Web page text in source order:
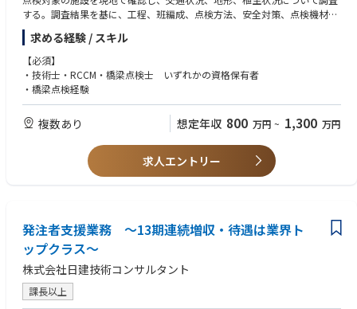
する。調査結果を基に、工程、班編成、点検方法、安全対策、点検機材の
選定、道路使用計画、仮設備計画等を検討し、点検計画を行う。点検を行
うにあたり、関係機関（警察、鉄道、高速道路）と協議を行い、点検予定
日、作業時間、点検方法についての確認を行う。
点検の内容は、巡回点検、第三者被害予防措置、橋梁定期点検、道路構造
物定期点検について、国が定める点検要領に従って、近接目視で点検を行
点検の結果は、点検要領に定められた様式に従って、点検調書を作成す
る。
【技術的特徴】
標識、照明施設、横断歩道橋橋脚基部（地面との境界部）に腐食が見られ
溝橋橋梁点検において、道路下に埋設され、構造物の延長が長く、寸法の
小さい施設があり、施設に人が進入しての点検が困難な場合等は、管内検
査用カメラを用いて、動画や写真撮影による調査を行う。
※中途採用募集要項という冊子を準備しておりますので、選考時にお渡し
させて頂きます。
求める経験 / スキル
【必須】
・技術士・RCCM・橋梁点検士 いずれかの資格保有者
・橋梁点検経験
複数あり 想定年収 800 万円 ~ 1,300 万円
求人エントリー
発注者支援業務 ～13期連続増収・待遇は業界ト
ップクラス～
株式会社日建技術コンサルタント
課長以上